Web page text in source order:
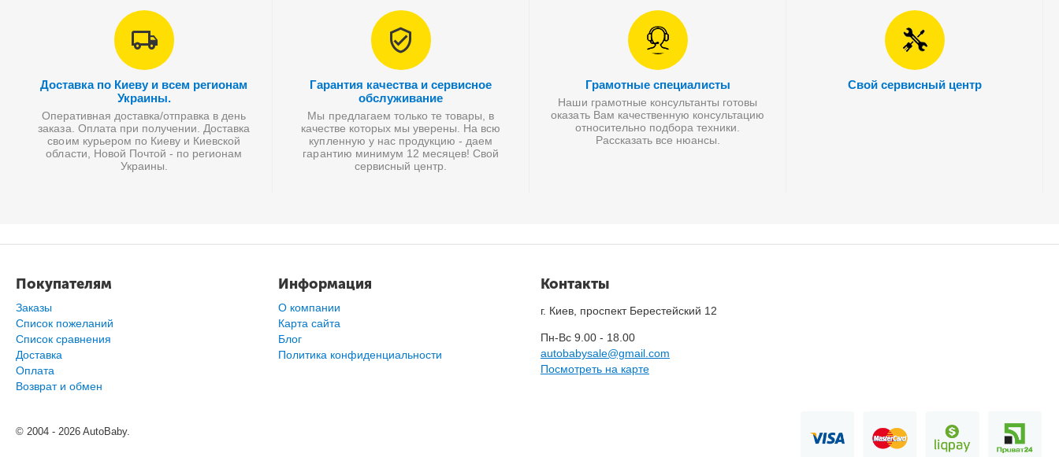
Доставка по Киеву и всем регионам
Украины.
Оперативная доставка/отправка в день
заказа. Оплата при получении. Доставка
своим курьером по Киеву и Киевской
области, Новой Почтой - по регионам
Украины.
Гарантия качества и сервисное
обслуживание
Мы предлагаем только те товары, в
качестве которых мы уверены. На всю
купленную у нас продукцию - даем
гарантию минимум 12 месяцев! Свой
сервисный центр.
Грамотные специалисты
Наши грамотные консультанты готовы
оказать Вам качественную консультацию
относительно подбора техники.
Рассказать все нюансы.
Свой сервисный центр
Покупателям
Заказы
Список пожеланий
Cписок сравнения
Доставка
Оплата
Возврат и обмен
Информация
О компании
Карта сайта
Блог
Политика конфиденциальности
Контакты
г. Киев, проспект Берестейский 12
Пн-Вс 9.00 - 18.00
autobabysale@gmail.com
Посмотреть на карте
© 2004 - 2026 AutoBaby.